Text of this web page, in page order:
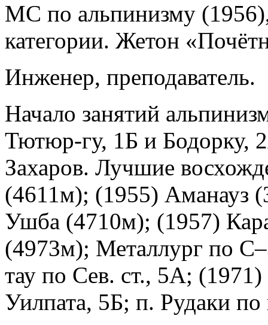
МС по альпинизму
категории. Жетон
Инженер, преподаватель.
Начало занятий
Тютюр-гу, 1Б и Бодорку,
Захаров. Лучшие
(4611м); (1955) Аманауз
Ушба (4710м); (1957)
(4973м); Металлург по
тау по Сев. ст., 5А;
Уилпата, 5Б; п. Рудаки